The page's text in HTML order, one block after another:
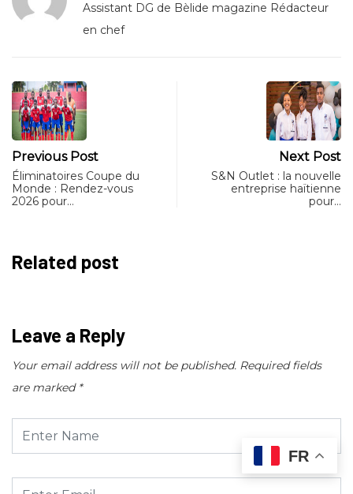
Assistant DG de Bèlide magazine Rédacteur
en chef
Previous Post
Éliminatoires Coupe du
Monde : Rendez-vous
2026 pour…
Next Post
S&N Outlet : la nouvelle
entreprise haïtienne
pour…
Related post
Leave a Reply
Your email address will not be published. Required fields
are marked *
FR